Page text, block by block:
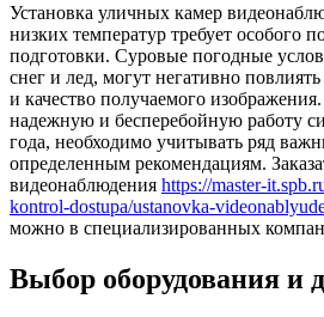
Установка уличных камер
низких температур требует особого
подготовки. Суровые погодные
снег и лед, могут негативно
и качество получаемого
надежную и бесперебойную работу
года, необходимо учитывать ряд
определенным рекомендациям.
видеонаблюдения https://master-
kontrol-dostupa/ustanovka-
можно в специализированных
Выбор оборудования и